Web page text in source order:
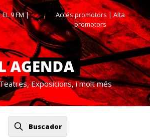
EL 9 FM| Accés promotors| Alta
promotors
Exposicions, i molt més
Buscador